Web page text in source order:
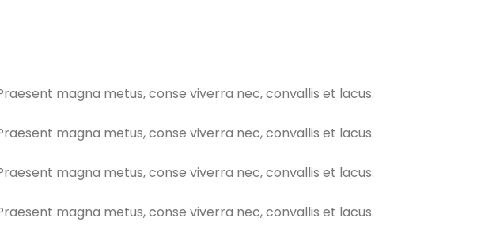
magna metus, conse viverra nec, convallis et lacus.
magna metus, conse viverra nec, convallis et lacus.
magna metus, conse viverra nec, convallis et lacus.
magna metus, conse viverra nec, convallis et lacus.